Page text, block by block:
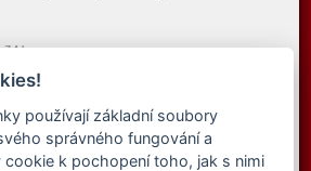
314
323
používají základní soubory
správného fungování a
k pochopení toho, jak s nimi